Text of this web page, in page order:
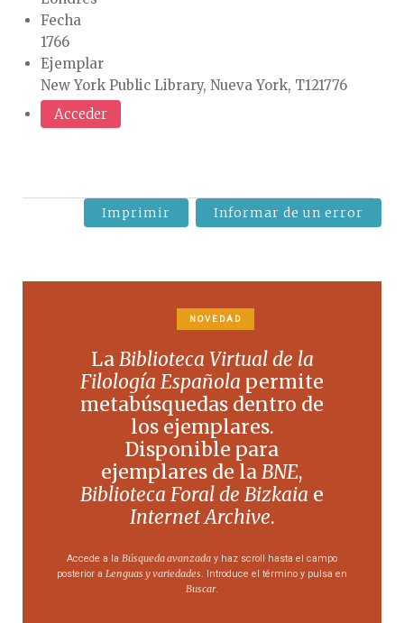
Fecha
1766
Ejemplar
New York Public Library, Nueva York, T121776
Acceder
Imprimir Informar de un error
NOVEDAD
LaBiblioteca Virtual de la
Filología Española permite
metabúsquedas dentro de
los ejemplares.
Disponible para
ejemplares de laBNE,
Biblioteca Foral de Bizkaia e
Internet Archive.
Accede a la Búsqueda avanzada y haz scroll hasta el campo
posterior a Lenguas y variedades . Introduce el término y pulsa en
Buscar.